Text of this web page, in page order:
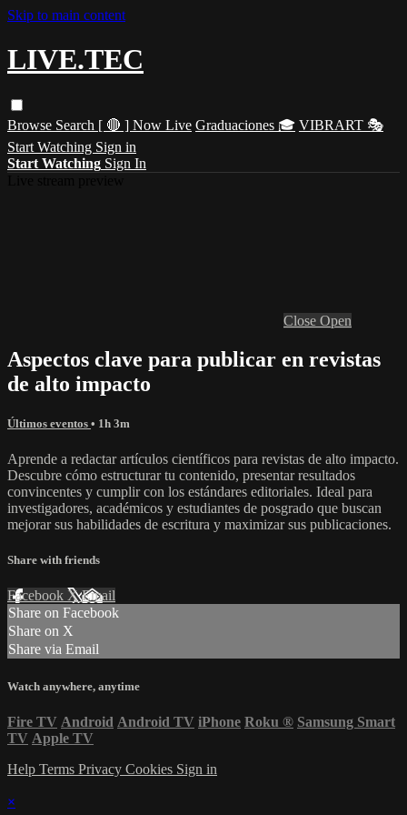
Skip to main content
LIVE.TEC
Browse Search [ 🔴 ] Now Live Graduaciones 🎓 VIBRART 🎭
Start Watching Sign in
Start Watching Sign In
Close Open
Aspectos clave para publicar en revistas
de alto impacto
Últimos eventos • 1h 3m
Aprende a redactar artículos científicos para revistas de alto impacto.
Descubre cómo estructurar tu contenido, presentar resultados
convincentes y cumplir con los estándares editoriales. Ideal para
investigadores, académicos y estudiantes de posgrado que buscan
mejorar sus habilidades de escritura y maximizar sus publicaciones.
Share with friends
Facebook XEmail
Share on Facebook
Share on X
Share via Email
Watch anywhere, anytime
Fire TV Android Android TV iPhone Roku ® Samsung Smart
TV Apple TV
Help Terms Privacy Cookies Sign in
×